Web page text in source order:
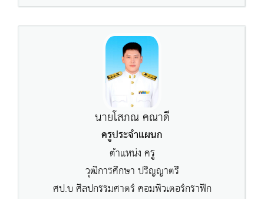
นายโสภณ คณาดี
ครูประจำแผนก
ตำแหน่ง ครู
วุฒิการศึกษา ปริญญาตรี
ศป.บ ศิลปกรรมศาตร์ คอมพิวเตอร์กราฟิก